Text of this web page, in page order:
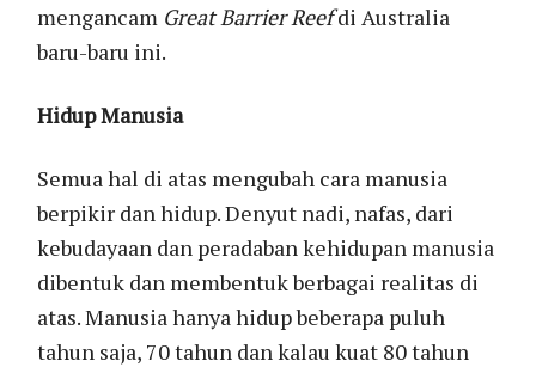
mengancam Great Barrier Reefdi Australia
baru-baru ini.
Hidup Manusia
Semua hal di atas mengubah cara manusia
berpikir dan hidup. Denyut nadi, nafas, dari
kebudayaan dan peradaban kehidupan manusia
dibentuk dan membentuk berbagai realitas di
atas. Manusia hanya hidup beberapa puluh
tahun saja, 70 tahun dan kalau kuat 80 tahun